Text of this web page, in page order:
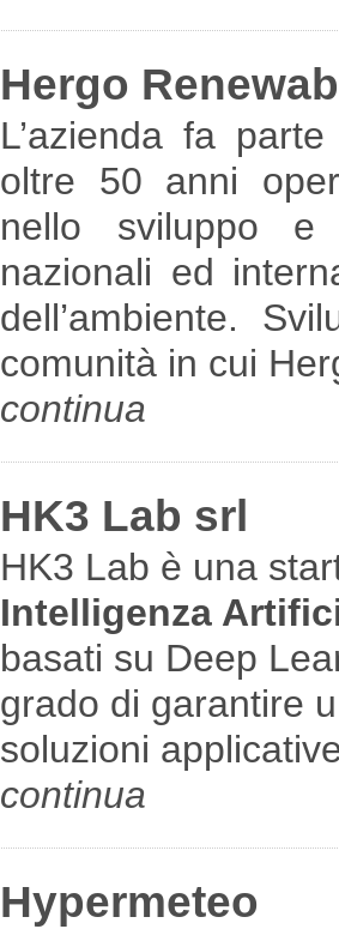
Hergo
L’azienda fa
oltre 50 anni
nello sviluppo e
nazionali ed
dell’ambiente.
comunità in cui
continua
HK3 Lab srl
HK3 Lab è una
Intelligenza
basati su Deep
grado di garantire
soluzioni
continua
Hypermeteo